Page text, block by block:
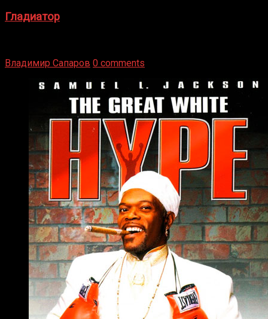
Гладиатор
Владимир Сапаров 0 comments